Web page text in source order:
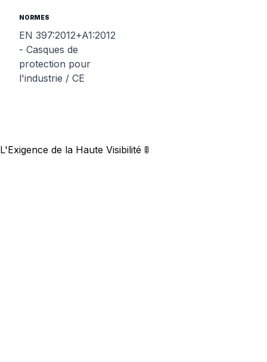
NORMES
EN 397:2012+A1:2012
- Casques de
protection pour
l'industrie / CE